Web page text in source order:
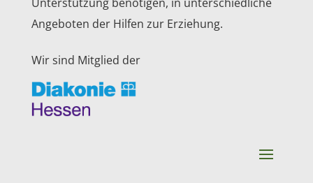
Unterstützung benötigen, in unterschiedliche
Angeboten der Hilfen zur Erziehung.
Wir sind Mitglied der